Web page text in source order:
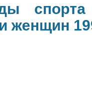
спорта
женщин